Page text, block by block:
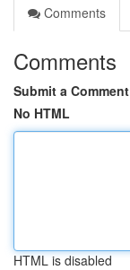
Comments
Comments
Submit a Comment
No HTML
HTML is disabled